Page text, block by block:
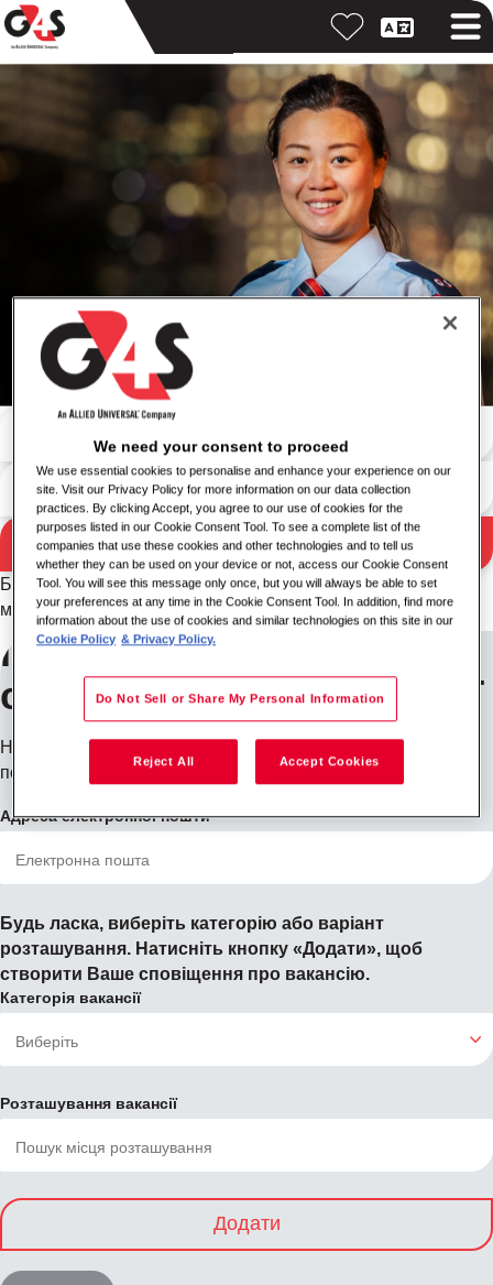
Результати пошуку
Пошук за ключовим словом
Пошук за місцем розташування
Пошук
Будь ласка, спробуйте іншу комбінацію ключових слів/
місцезнаходження або розширте критерії пошуку.
Підпишіться на
сповіщення про вакансії
Не бачите того, що шукаєте? Зареєструйтесь, і ми
повідомимо вас, коли з'являться вакансії.
Адреса електронної пошти
Будь ласка, виберіть категорію або варіант
розташування. Натисніть кнопку «Додати», щоб
створити Ваше сповіщення про вакансію.
Категорія вакансії
Розташування вакансії
Додати
We need your consent to proceed
We use essential cookies to personalise and enhance your experience on our
site. Visit our Privacy Policy for more information on our data collection
practices. By clicking Accept, you agree to our use of cookies for the
purposes listed in our Cookie Consent Tool. To see a complete list of the
companies that use these cookies and other technologies and to tell us
whether they can be used on your device or not, access our Cookie Consent
Tool. You will see this message only once, but you will always be able to set
your preferences at any time in the Cookie Consent Tool. In addition, find more
information about the use of cookies and similar technologies on this site in our
Cookie Policy & Privacy Policy.
Do Not Sell or Share My Personal Information
Reject All Accept Cookies